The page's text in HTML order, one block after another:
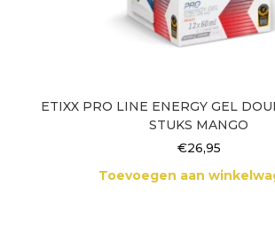
ETIXX PRO LINE ENERGY GEL
STUKS MANGO
€26,95
Toevoegen aan